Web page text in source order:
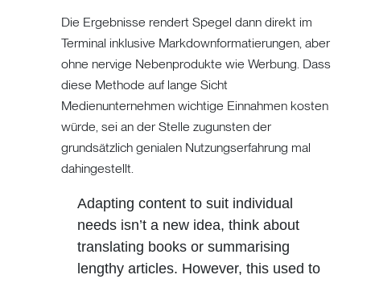
Die Ergebnisse rendert Spegel dann direkt im
Terminal inklusive Markdownformatierungen, aber
ohne nervige Nebenprodukte wie Werbung. Dass
diese Methode auf lange Sicht
Medienunternehmen wichtige Einnahmen kosten
würde, sei an der Stelle zugunsten der
grundsätzlich genialen Nutzungserfahrung mal
dahingestellt.
Adapting content to suit individual
needs isn’t a new idea, think about
translating books or summarising
lengthy articles. However, this used to